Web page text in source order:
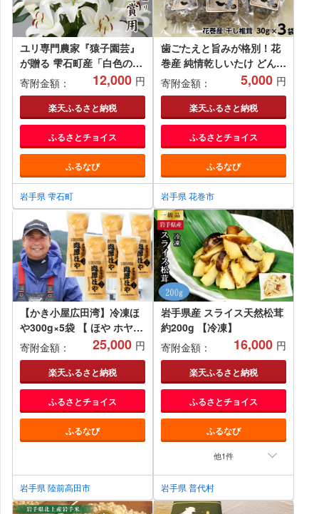
ユリ専門農家『猿子園芸』
が贈る 雫石町産「白色のユ
リ」20輪以上 4～5本【観賞
用】 ／ ゆり ユリ 百合
寄附金額： 12,000 円
楽天ふるさと納税
ふるさとチョイス
ふるなび
岩手県 雫石町
歯ごたえと旨みが格別！花
巻産 純情乾しいたけ どんこ
使い切りセット 【665】
寄附金額： 5,000 円
楽天ふるさと納税
ふるさとチョイス
ふるなび
岩手県 花巻市
【かき小屋広田湾】冷凍ほ
や300g×5袋 【 ほや ホヤ
海鞘 珍味 おつまみ 人気 海
産物 海鮮 】 RT1471
寄附金額： 25,000 円
楽天ふるさと納税
ふるさとチョイス
ふるなび
岩手県 陸前高田市
岩手県産 スライス天然松茸
約200g 【冷凍】
寄附金額：
16,000 円
楽天ふるさと納税
ふるさとチョイス
ふるなび
他1件
岩手県 普代村